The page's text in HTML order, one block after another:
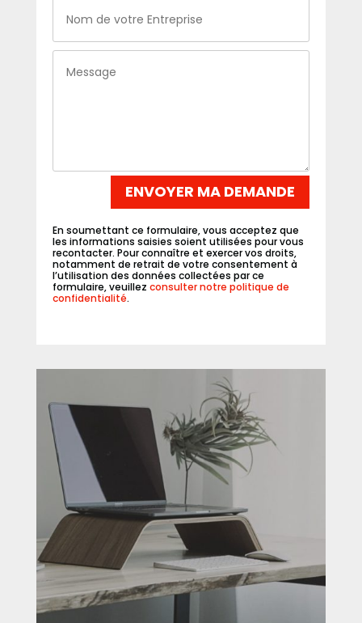
ENVOYER MA DEMANDE
En soumettant ce formulaire, vous acceptez que
les informations saisies soient utilisées pour vous
recontacter. Pour connaître et exercer vos droits,
notamment de retrait de votre consentement à
l’utilisation des données collectées par ce
formulaire, veuillez consulter notre politique de
confidentialité.